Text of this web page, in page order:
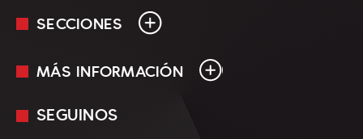
SECCIONES
En Vivo
MÁS INFORMACIÓN
Mediakit
SEGUINOS